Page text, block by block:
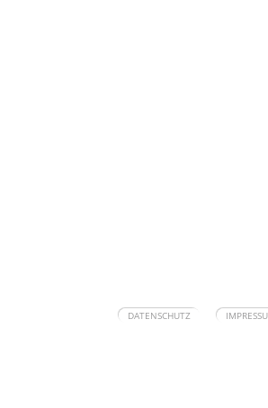
navigation
DATENSCHUTZ